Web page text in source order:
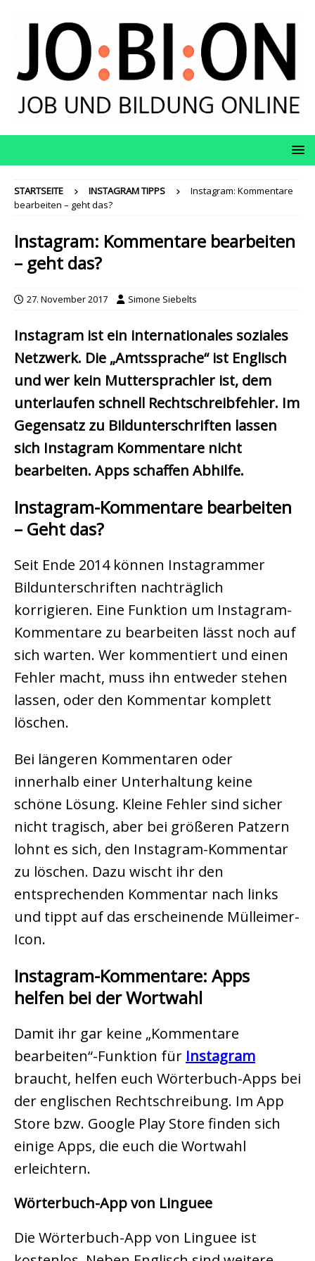
STARTSEITE INSTAGRAM TIPPS
Instagram: Kommentare
bearbeiten – geht das?
Instagram: Kommentare bearbeiten
– geht das?
27. November 2017 Simone Siebelts
Instagram ist ein internationales soziales
Netzwerk. Die „Amtssprache“ ist Englisch
und wer kein Muttersprachler ist, dem
unterlaufen schnell Rechtschreibfehler. Im
Gegensatz zu Bildunterschriften lassen
sich Instagram Kommentare nicht
bearbeiten. Apps schaffen Abhilfe.
Instagram-Kommentare bearbeiten
– Geht das?
Seit Ende 2014 können Instagrammer
Bildunterschriften nachträglich
korrigieren. Eine Funktion um Instagram-
Kommentare zu bearbeiten lässt noch auf
sich warten. Wer kommentiert und einen
Fehler macht, muss ihn entweder stehen
lassen, oder den Kommentar komplett
löschen.
Bei längeren Kommentaren oder
innerhalb einer Unterhaltung keine
schöne Lösung. Kleine Fehler sind sicher
nicht tragisch, aber bei größeren Patzern
lohnt es sich, den Instagram-Kommentar
zu löschen. Dazu wischt ihr den
entsprechenden Kommentar nach links
und tippt auf das erscheinende Mülleimer-
Icon.
Instagram-Kommentare: Apps
helfen bei der Wortwahl
Damit ihr gar keine „Kommentare
bearbeiten“-Funktion für Instagram
braucht, helfen euch Wörterbuch-Apps bei
der englischen Rechtschreibung. Im App
Store bzw. Google Play Store finden sich
einige Apps, die euch die Wortwahl
erleichtern.
Wörterbuch-App von Linguee
Die Wörterbuch-App von Linguee ist